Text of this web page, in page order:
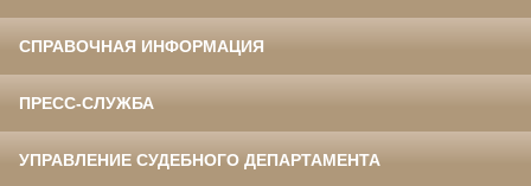
СПРАВОЧНАЯ ИНФОРМАЦИЯ
ПРЕСС-СЛУЖБА
УПРАВЛЕНИЕ СУДЕБНОГО ДЕПАРТАМЕНТА